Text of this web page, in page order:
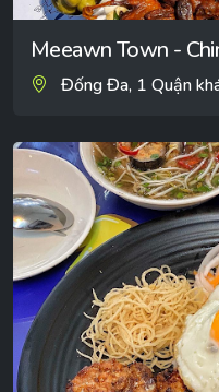
Meeawn Town -
Đống Đa, 1 Quận